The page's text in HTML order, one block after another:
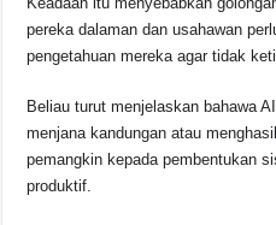
pereka dalaman dan usahawan
pengetahuan mereka agar tidak
Beliau turut menjelaskan bahawa
menjana kandungan atau
pemangkin kepada pembentukan
produktif.